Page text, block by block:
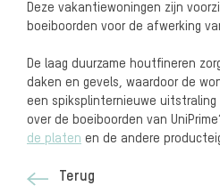
Deze vakantiewoningen zijn
boeiboorden voor de afwerking
De laag duurzame houtfineren
daken en gevels, waardoor de
een spiksplinternieuwe uitstraling
over de boeiboorden van
de platen en de andere
Terug